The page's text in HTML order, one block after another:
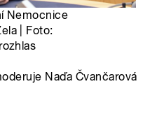
Nemocnice
| Foto:
Naďa Čvančarová